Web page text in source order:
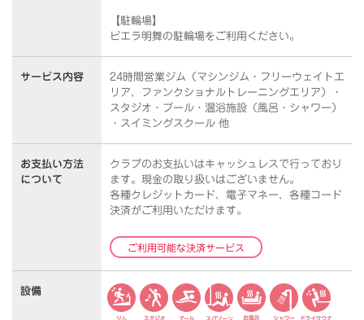
【駐輪場】
ビエラ明舞の駐輪場をご利用ください。
サービス内容
24時間営業ジム（マシンジム・フリーウェイトエ
リア、ファンクショナルトレーニングエリア）・
スタジオ・プール・温浴施設（風呂・シャワー）
・スイミングスクール 他
お支払い方法
について
クラブのお支払いはキャッシュレスで行っており
ます。 現金の取り扱いはございません。
各種クレジットカード、電子マネー、各種コード
決済がご利用いただけます。
ご利用可能な決済サービス
設備